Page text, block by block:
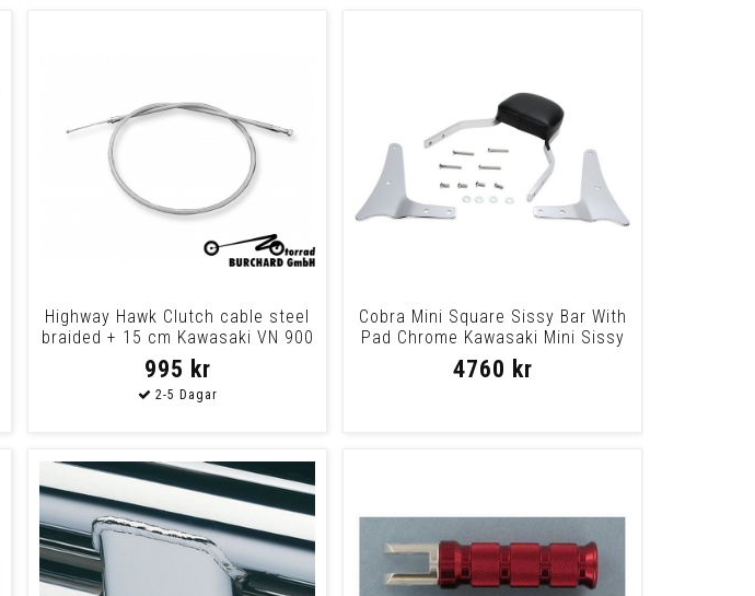
Highway Hawk Clutch cable steel
braided + 15 cm Kawasaki VN 900
Custom
995 kr
Cobra Mini Square Sissy Bar With
Pad Chrome Kawasaki Mini Sissy
Bar Vn
4760 kr